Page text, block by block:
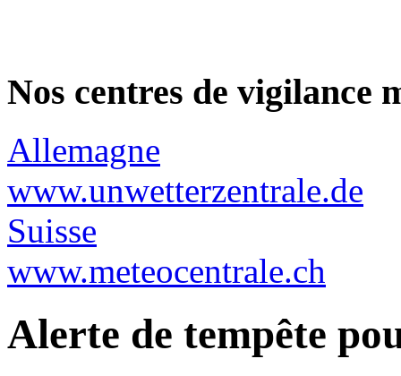
Nos centres de vigilance
Allemagne
www.unwetterzentrale.de
Suisse
www.meteocentrale.ch
Alerte de tempête